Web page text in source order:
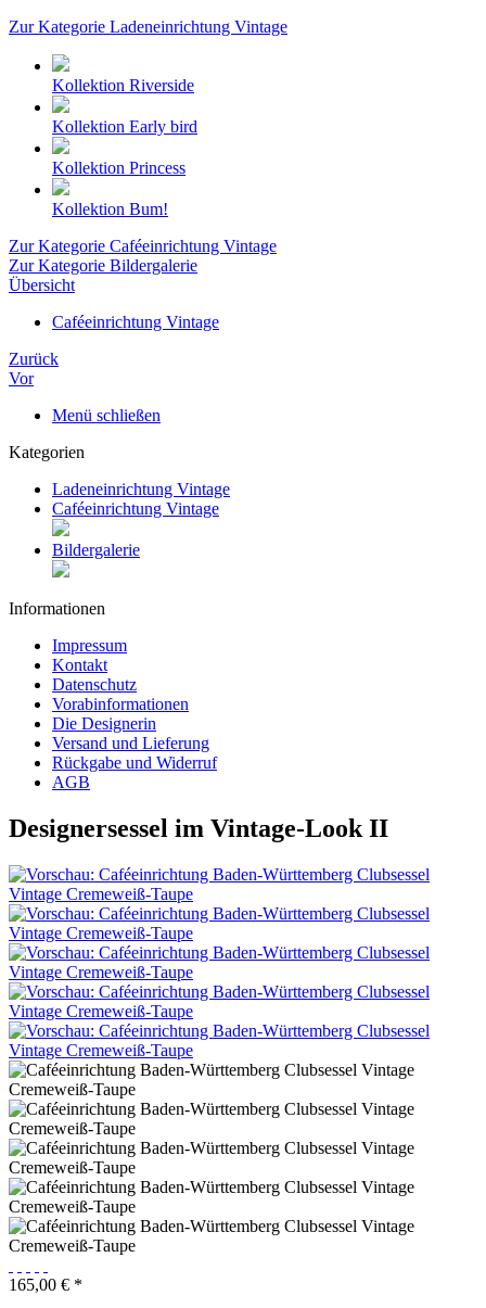
Zur Kategorie Ladeneinrichtung Vintage
Kollektion Riverside
Kollektion Early bird
Kollektion Princess
Kollektion Bum!
Zur Kategorie Caféeinrichtung Vintage
Zur Kategorie Bildergalerie
Übersicht
Caféeinrichtung Vintage
Zurück
Vor
Menü schließen
Kategorien
Ladeneinrichtung Vintage
Caféeinrichtung Vintage
Bildergalerie
Informationen
Impressum
Kontakt
Datenschutz
Vorabinformationen
Die Designerin
Versand und Lieferung
Rückgabe und Widerruf
AGB
Designersessel im Vintage-Look II
165,00 € *